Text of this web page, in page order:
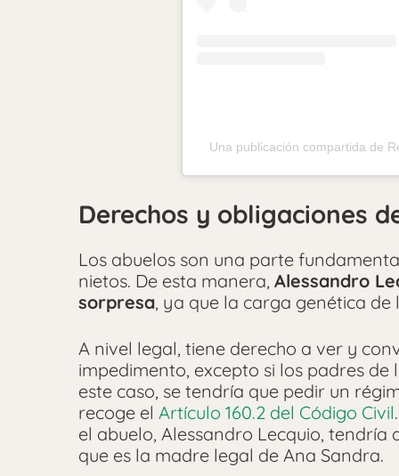
Una publicación compartida de
Derechos y obligaciones
Los abuelos son una parte
nietos. De esta manera, Alessandro
sorpresa, ya que la carga genética de
A nivel legal, tiene derecho a ver y
impedimento, excepto si los padres
este caso, se tendría que pedir un
recoge el Artículo 160.2 del Código Civil
el abuelo, Alessandro Lecquio,
que es la madre legal de Ana Sandra.